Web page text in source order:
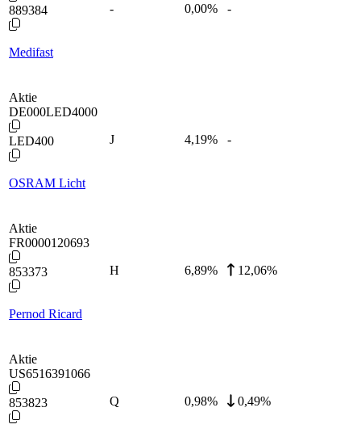
889384
Medifast
- 0,00% -
Aktie
DE000LED4000
LED400
OSRAM Licht
J 4,19% -
Aktie
FR0000120693
853373
Pernod Ricard
H 6,89% 12,06%
Aktie
US6516391066
853823 Q 0,98% 0,49%